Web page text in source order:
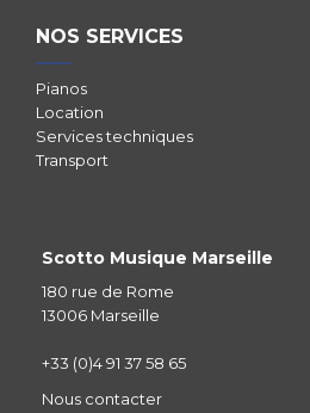
NOS SERVICES
Pianos
Location
Services techniques
Transport
Scotto Musique Marseille
180 rue de Rome
13006 Marseille
+33 (0)4 91 37 58 65
Nous contacter